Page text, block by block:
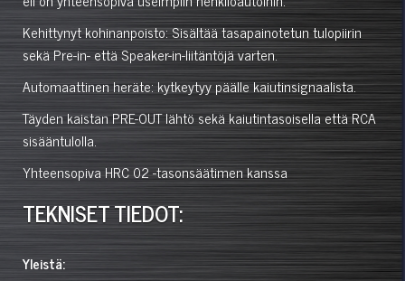
Kehittynyt kohinanpoisto: Sisältää tasapainotetun tulopiirin
sekä Pre-in- että Speaker-in-liitäntöjä varten.
Automaattinen heräte: kytkeytyy päälle kaiutinsignaalista.
Täyden kaistan PRE-OUT lähtö sekä kaiutintasoisella että RCA
sisääntulolla.
Yhteensopiva HRC 02 -tasonsäätimen kanssa
TEKNISET TIEDOT:
Yleistä: